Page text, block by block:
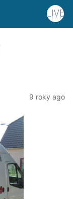
9 roky ago